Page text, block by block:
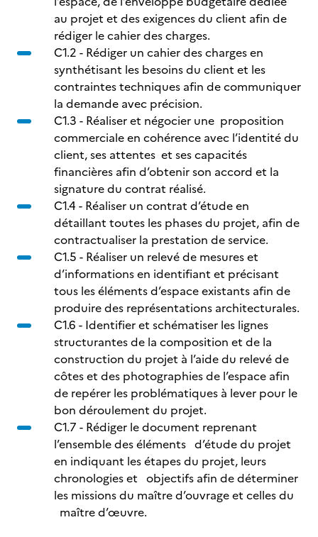
au projet et des exigences du client afin de
rédiger le cahier des charges.
C1.2 - Rédiger un cahier des charges en
synthétisant les besoins du client et les
contraintes techniques afin de communiquer
la demande avec précision.
C1.3 - Réaliser et négocier une proposition
commerciale en cohérence avec l’identité du
client, ses attentes et ses capacités
financières afin d’obtenir son accord et la
signature du contrat réalisé.
C1.4 - Réaliser un contrat d’étude en
détaillant toutes les phases du projet, afin de
contractualiser la prestation de service.
C1.5 - Réaliser un relevé de mesures et
d’informations en identifiant et précisant
tous les éléments d’espace existants afin de
produire des représentations architecturales.
C1.6 - Identifier et schématiser les lignes
structurantes de la composition et de la
construction du projet à l’aide du relevé de
côtes et des photographies de l’espace afin
de repérer les problématiques à lever pour le
bon déroulement du projet.
C1.7 - Rédiger le document reprenant
l’ensemble des éléments d’étude du projet
en indiquant les étapes du projet, leurs
chronologies et objectifs afin de déterminer
les missions du maître d’ouvrage et celles du
maître d’œuvre.